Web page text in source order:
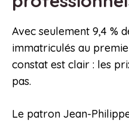
Avec seulement 9,4 %
immatriculés au
constat est clair : les
pas.
Le patron Jean-